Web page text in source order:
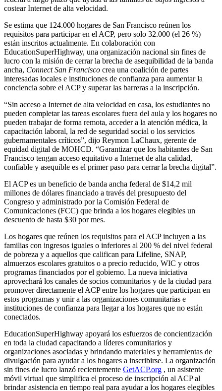
costear Internet de alta velocidad.
Se estima que 124.000 hogares de San Francisco reúnen los
requisitos para participar en el ACP, pero solo 32.000 (el 26 %)
están inscritos actualmente. En colaboración con
EducationSuperHighway, una organización nacional sin fines de
lucro con la misión de cerrar la brecha de asequibilidad de la banda
ancha, Connect San Francisco crea una coalición de partes
interesadas locales e instituciones de confianza para aumentar la
conciencia sobre el ACP y superar las barreras a la inscripción.
“Sin acceso a Internet de alta velocidad en casa, los estudiantes no
pueden completar las tareas escolares fuera del aula y los hogares no
pueden trabajar de forma remota, acceder a la atención médica, la
capacitación laboral, la red de seguridad social o los servicios
gubernamentales críticos”, dijo Reymon LaChaux, gerente de
equidad digital de MOHCD. “Garantizar que los habitantes de San
Francisco tengan acceso equitativo a Internet de alta calidad,
confiable y asequible es el primer paso para cerrar la brecha digital”.
El ACP es un beneficio de banda ancha federal de $14,2 mil
millones de dólares financiado a través del presupuesto del
Congreso y administrado por la Comisión Federal de
Comunicaciones (FCC) que brinda a los hogares elegibles un
descuento de hasta $30 por mes.
Los hogares que reúnen los requisitos para el ACP incluyen a las
familias con ingresos iguales o inferiores al 200 % del nivel federal
de pobreza y a aquellos que califican para Lifeline, SNAP,
almuerzos escolares gratuitos o a precio reducido, WIC y otros
programas financiados por el gobierno. La nueva iniciativa
aprovechará los canales de socios comunitarios y de la ciudad para
promover directamente el ACP entre los hogares que participan en
estos programas y unir a las organizaciones comunitarias e
instituciones de confianza para llegar a los hogares que no están
conectados.
EducationSuperHighway apoyará los esfuerzos de concientización
en toda la ciudad capacitando a líderes comunitarios y
organizaciones asociadas y brindando materiales y herramientas de
divulgación para ayudar a los hogares a inscribirse. La organización
sin fines de lucro lanzó recientemente GetACP.org , un asistente
móvil virtual que simplifica el proceso de inscripción al ACP al
brindar asistencia en tiempo real para ayudar a los hogares elegibles